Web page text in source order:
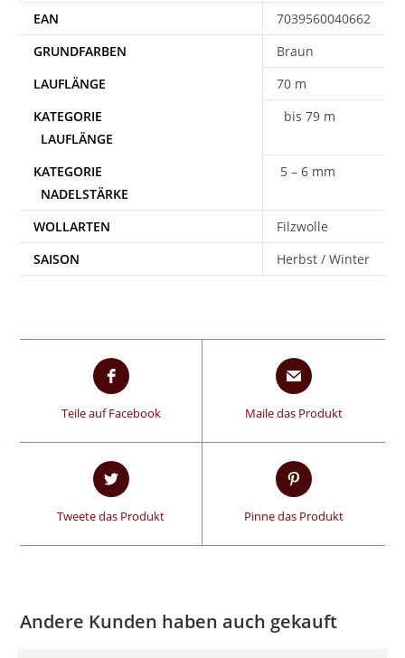
EAN
7039560040662
Braun
70 m
bis 79 m
5 – 6 mm
WOLLARTEN
Filzwolle
SAISON
Herbst / Winter
Teile auf Facebook Maile das Produkt
Tweete das Produkt Pinne das Produkt
Andere Kunden haben auch gekauft